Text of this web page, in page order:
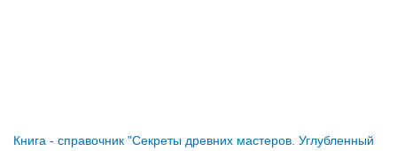
Книга - справочник "Секреты древних мастеров. Углубленный